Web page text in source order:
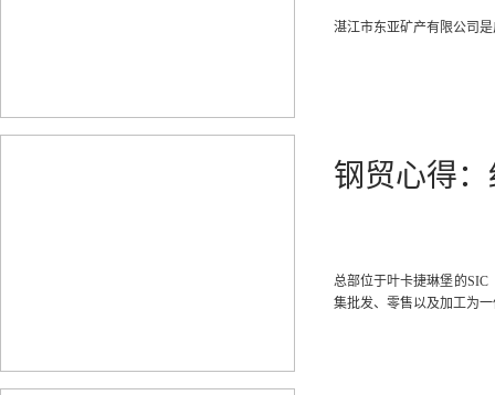
湛江市东亚矿产有限公司
钢贸心得
总部位于叶卡捷琳堡的SIC
集批发、零售以及加工为